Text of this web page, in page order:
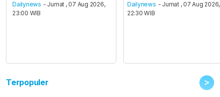
Dailynews - Jumat , 07 Aug 2026,
23:00 WIB
Dailynews - Jumat , 07 Aug 2026,
22:30 WIB
Terpopuler >